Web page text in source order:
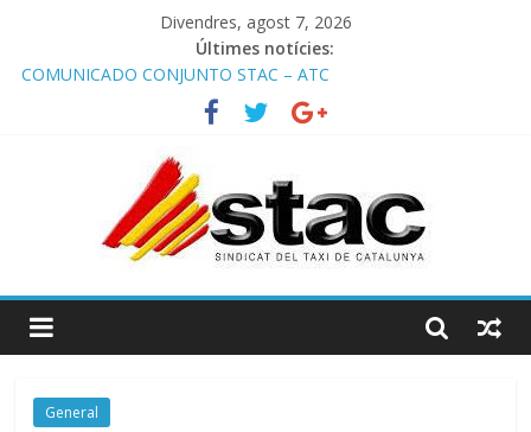
Divendres, agost 7, 2026
Últimes notícies:
COMUNICADO CONJUNTO STAC – ATC
Comunicado STAC/ ATC de la reunión con los Mossos d
‘Esquadra del aeropuerto de Barcelona.
Programa de Radio TAXI LIBRE 29.07.2026 en COOLTURA FM.
STAC/ATC SOLICITAN TAULA TÈCNICA PARA MEJORAR LA
OPERATIVA DE ENTRADA EN EL PUERTO DE BARCELONA.
Programa de Radio TAXI LIBRE 22.07.2026 en COOLTURA FM.
General